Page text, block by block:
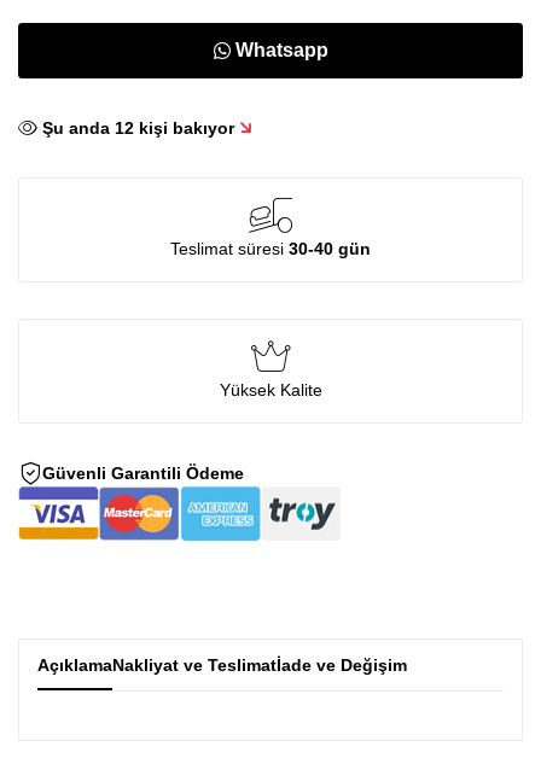
Whatsapp
Şu anda 12 kişi bakıyor
Teslimat süresi 30-40 gün
Yüksek Kalite
Güvenli Garantili Ödeme
AçıklamaNakliyat ve Teslimatİade ve Değişim